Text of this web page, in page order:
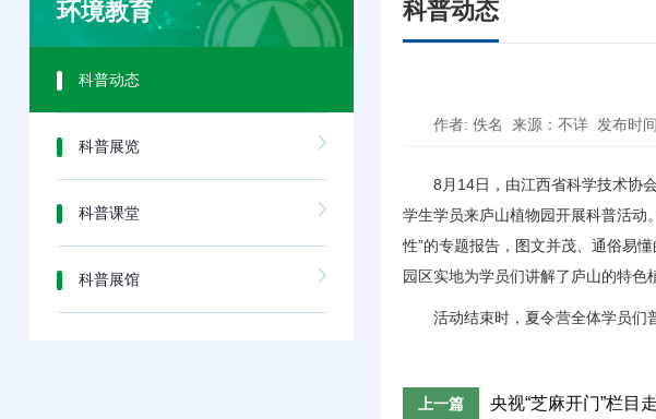
环境教育
科普动态
科普展览
科普课堂
科普展馆
科普动态
作者: 佚名 来源：不详 发布时
8月14日，由江西省科学技术协
学生学员来庐山植物园开展科普活动
性”的专题报告，图文并茂、通俗易
园区实地为学员们讲解了庐山的特色
活动结束时，夏令营全体学员们
上一篇 央视“芝麻开门”栏目